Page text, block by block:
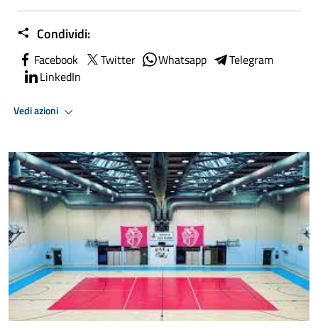
Condividi:
Facebook Twitter Whatsapp
Telegram
LinkedIn
Vedi azioni